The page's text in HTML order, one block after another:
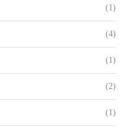
(1)
(4)
(1)
(2)
(1)